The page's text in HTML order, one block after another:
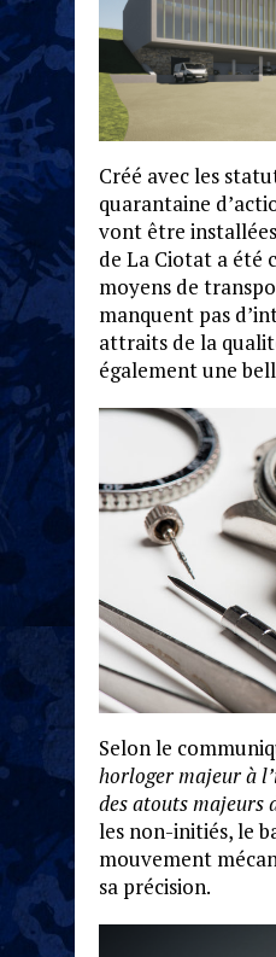
Créé avec les
quarantaine
vont être
de La Ciotat a été
moyens de
manquent pas
attraits de la
également une
Selon le
horloger majeur à
des atouts majeurs
les non-initiés, le
mouvement
sa précision.